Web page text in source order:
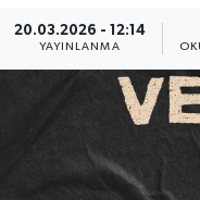
20.03.2026 - 12:14
YAYINLANMA
Çatalzeytin
Cide Haberleri
Daday